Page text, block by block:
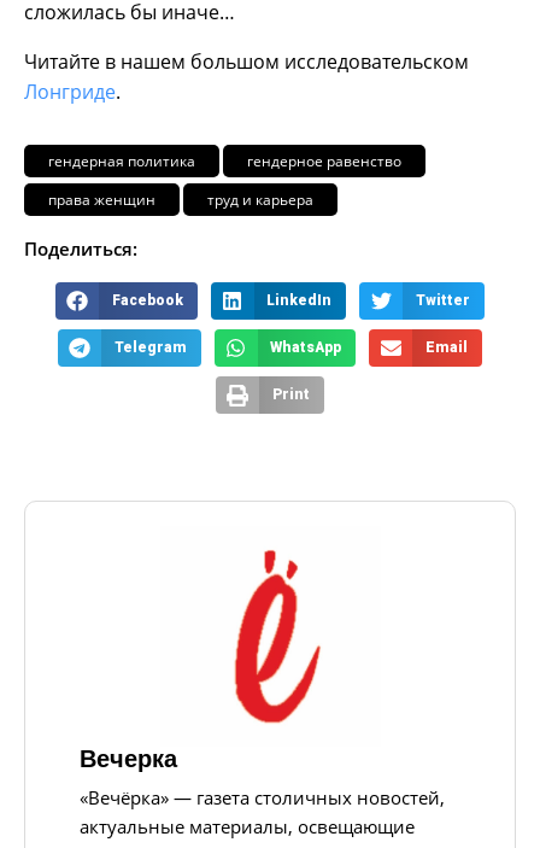
сложилась бы иначе…
Читайте в нашем большом исследовательском
Лонгриде.
гендерная политика
гендерное равенство
права женщин
труд и карьера
Поделиться:
Facebook LinkedIn Twitter
Telegram WhatsApp Email
Print
Вечерка
«Вечёрка» — газета столичных новостей,
актуальные материалы, освещающие